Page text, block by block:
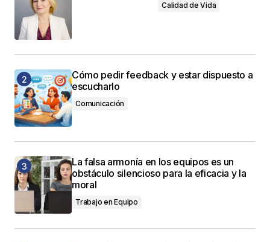
Calidad de Vida
Cómo pedir feedback y estar dispuesto a
escucharlo
Comunicación
La falsa armonía en los equipos es un
obstáculo silencioso para la eficacia y la
moral
Trabajo en Equipo